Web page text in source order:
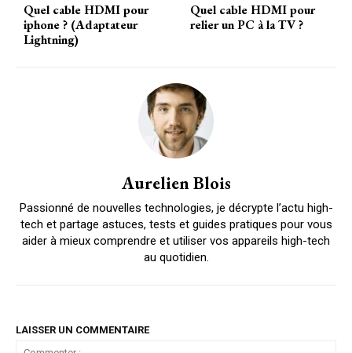
Quel cable HDMI pour
iphone ? (Adaptateur
Lightning)
Quel cable HDMI pour
relier un PC à la TV ?
Aurelien Blois
Passionné de nouvelles technologies, je décrypte l’actu high-
tech et partage astuces, tests et guides pratiques pour vous
aider à mieux comprendre et utiliser vos appareils high-tech
au quotidien.
LAISSER UN COMMENTAIRE